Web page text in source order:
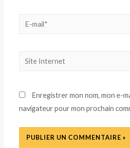
E-
Site
Enregistrer mon nom, mon e-
navigateur pour mon prochain